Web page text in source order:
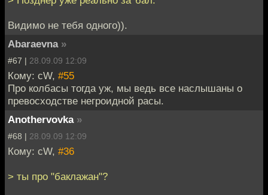
Видимо не тебя одного)).
Abaraevna »
#67 | 28.09.09 12:09
Кому: cW, #55
Про колбасы тогда уж, мы ведь все наслышаны о
превосходстве негроидной расы.
Anothervovka »
#68 | 28.09.09 12:09
Кому: cW, #36
> ты про "баклажан"?